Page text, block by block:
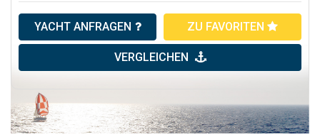
YACHT ANFRAGEN ZU FAVORITEN
VERGLEICHEN